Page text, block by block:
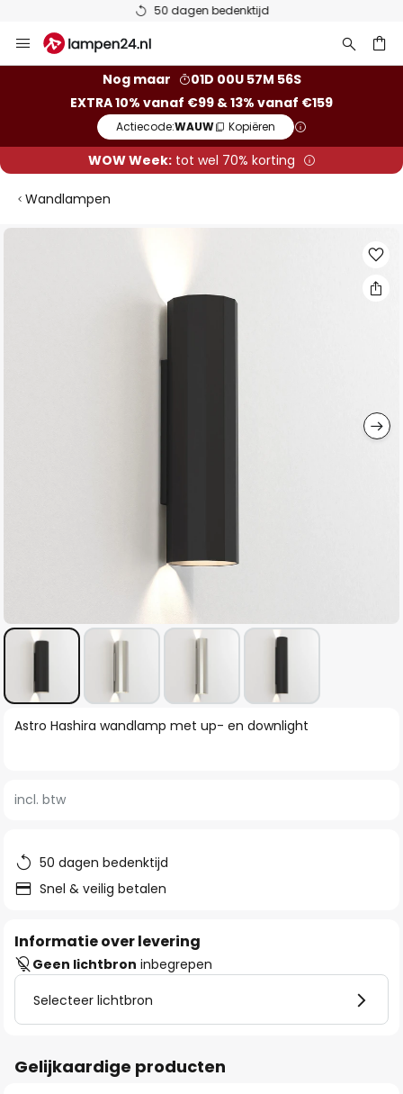
50 dagen bedenktijd
naar
Nog maar
01D 00U 57M 56S
EXTRA 10% vanaf €99 & 13% vanaf €159
Actiecode:WAUW Kopiëren
WOW Week:tot wel 70% korting
Wandlampen
Ga
Ga
van
afbeeldingen-
gallerij
Astro Hashira wandlamp met up- en downlight
incl. btw
50 dagen bedenktijd
Snel & veilig betalen
Informatie over levering
Geen lichtbron inbegrepen
Selecteer lichtbron
Gelijkaardige producten